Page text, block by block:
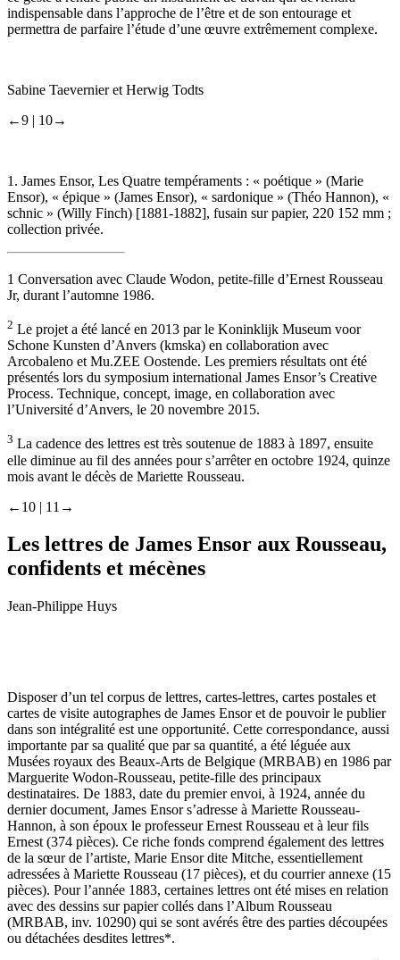
indispensable dans l’approche de l’être et de son entourage et
permettra de parfaire l’étude d’une œuvre extrêmement complexe.
Sabine Taevernier et Herwig Todts
←9 | 10→
1. James Ensor, Les Quatre tempéraments : « poétique » (Marie
Ensor), « épique » (James Ensor), « sardonique » (Théo Hannon), «
schnic » (Willy Finch) [1881-1882], fusain sur papier, 220 152 mm ;
collection privée.
1 Conversation avec Claude Wodon, petite-fille d’Ernest Rousseau
Jr, durant l’automne 1986.
2 Le projet a été lancé en 2013 par le Koninklijk Museum voor
Schone Kunsten d’Anvers (kmska) en collaboration avec
Arcobaleno et Mu.ZEE Oostende. Les premiers résultats ont été
présentés lors du symposium international James Ensor’s Creative
Process. Technique, concept, image, en collaboration avec
l’Université d’Anvers, le 20 novembre 2015.
3 La cadence des lettres est très soutenue de 1883 à 1897, ensuite
elle diminue au fil des années pour s’arrêter en octobre 1924, quinze
mois avant le décès de Mariette Rousseau.
←10 | 11→
Les lettres de James Ensor aux Rousseau,
confidents et mécènes
Jean-Philippe Huys
Disposer d’un tel corpus de lettres, cartes-lettres, cartes postales et
cartes de visite autographes de James Ensor et de pouvoir le publier
dans son intégralité est une opportunité. Cette correspondance, aussi
importante par sa qualité que par sa quantité, a été léguée aux
Musées royaux des Beaux-Arts de Belgique (MRBAB) en 1986 par
Marguerite Wodon-Rousseau, petite-fille des principaux
destinataires. De 1883, date du premier envoi, à 1924, année du
dernier document, James Ensor s’adresse à Mariette Rousseau-
Hannon, à son époux le professeur Ernest Rousseau et à leur fils
Ernest (374 pièces). Ce riche fonds comprend également des lettres
de la sœur de l’artiste, Marie Ensor dite Mitche, essentiellement
adressées à Mariette Rousseau (17 pièces), et du courrier annexe (15
pièces). Pour l’année 1883, certaines lettres ont été mises en relation
avec des dessins sur papier collés dans l’Album Rousseau
(MRBAB, inv. 10290) qui se sont avérés être des parties découpées
ou détachées desdites lettres*.